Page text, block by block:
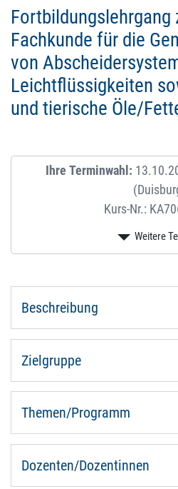
Fortbildungslehrgang
Fachkunde für die
von
Leichtflüssigkeiten
und tierische Öle/
Ihre Terminwahl:
Kurs-Nr.:
Beschreibung
Zielgruppe
Themen/Programm
Dozenten/Dozentinnen